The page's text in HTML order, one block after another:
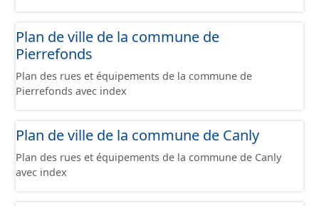
nationales du CNIG et contient les pièces
administratives, le rapport de présentation, le PADD, le
et les données géographiques. Malgré l'attention portée
à la création de ces données, il est rappelé que seuls les
de vue juridique.
Plan de ville de la commune de
Pierrefonds
Plan des rues et équipements de la commune de
Pierrefonds avec index
Plan de ville de la commune de Canly
Plan des rues et équipements de la commune de Canly
avec index